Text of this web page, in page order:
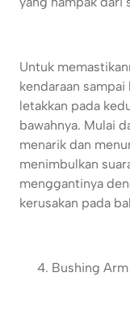
Untuk
kendaraan
letakkan pada
bawahnya. Mulai
menarik dan
menimbulkan
menggantinya
kerusakan pada
Bushing Arm